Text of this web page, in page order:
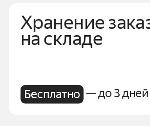
Хранение
на складе
Бесплатно — до 3 дней